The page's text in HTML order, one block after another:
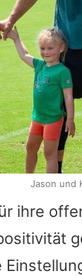
ihre
Jason und